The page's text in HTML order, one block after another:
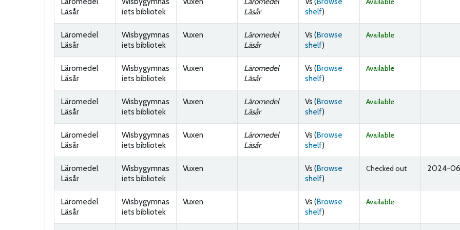
Läsår
iets bibliotek
Läsår
shelf(Opens below)
)
Läromedel
Läsår
Wisbygymnas
iets bibliotek
Vuxen
Läromedel
Läsår
Vs (Browse
shelf(Opens below)
)
Available
Läromedel
Läsår
Wisbygymnas
iets bibliotek
Vuxen
Läromedel
Läsår
Vs (Browse
shelf(Opens below)
)
Available
Läromedel
Läsår
Wisbygymnas
iets bibliotek
Vuxen
Läromedel
Läsår
Vs (Browse
shelf(Opens below)
)
Available
Läromedel
Läsår
Wisbygymnas
iets bibliotek
Vuxen
Läromedel
Läsår
Vs (Browse
shelf(Opens below)
)
Available
Läromedel
Läsår
Wisbygymnas
iets bibliotek
Vuxen Vs (Browse
shelf(Opens below)
)
Checked out 2024-
Läromedel
Läsår
Wisbygymnas
iets bibliotek
Vuxen Vs (Browse
shelf(Opens below)
)
Available